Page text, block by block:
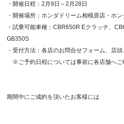
・開催日程：2月9日～2月28日
・開催場所：ホンダドリーム相模原店・ホ
・試乗可能車種：CBR650R Eクラッチ、
GB350S
・受付方法：各店のお問合せフォーム、店
※ご予約日程については事前に各店舗へご
期間中にご成約を頂いたお客様には